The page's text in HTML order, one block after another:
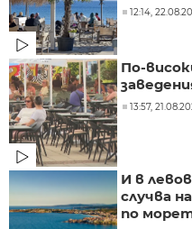
12:14,
По-
13:57,
И в
случва
по